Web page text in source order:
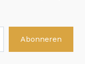
Abonneren